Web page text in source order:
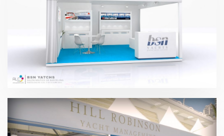
Salón Náutico – BSN 2016